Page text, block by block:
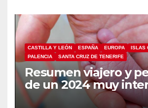
CASTILLA Y LEÓN ESPAÑA EUROPA
ISLAS
PALENCIA
SANTA CRUZ DE TENERIFE
Resumen viajero y
de un 2024 muy